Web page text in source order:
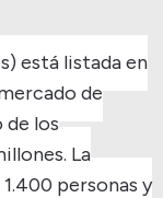
está listada en
de
los
La
personas y